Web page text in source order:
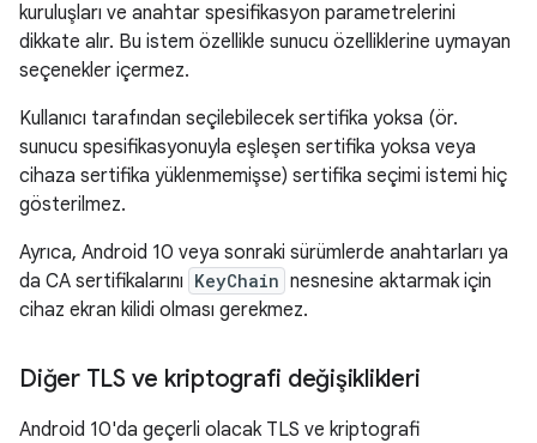
kuruluşları ve anahtar spesifikasyon parametrelerini
dikkate alır. Bu istem özellikle sunucu özelliklerine uymayan
seçenekler içermez.
Kullanıcı tarafından seçilebilecek sertifika yoksa (ör.
sunucu spesifikasyonuyla eşleşen sertifika yoksa veya
cihaza sertifika yüklenmemişse) sertifika seçimi istemi hiç
gösterilmez.
Ayrıca, Android 10 veya sonraki sürümlerde anahtarları ya
da CA sertifikalarını KeyChain nesnesine aktarmak için
cihaz ekran kilidi olması gerekmez.
Diğer TLS ve kriptografi değişiklikleri
Android 10'da geçerli olacak TLS ve kriptografi